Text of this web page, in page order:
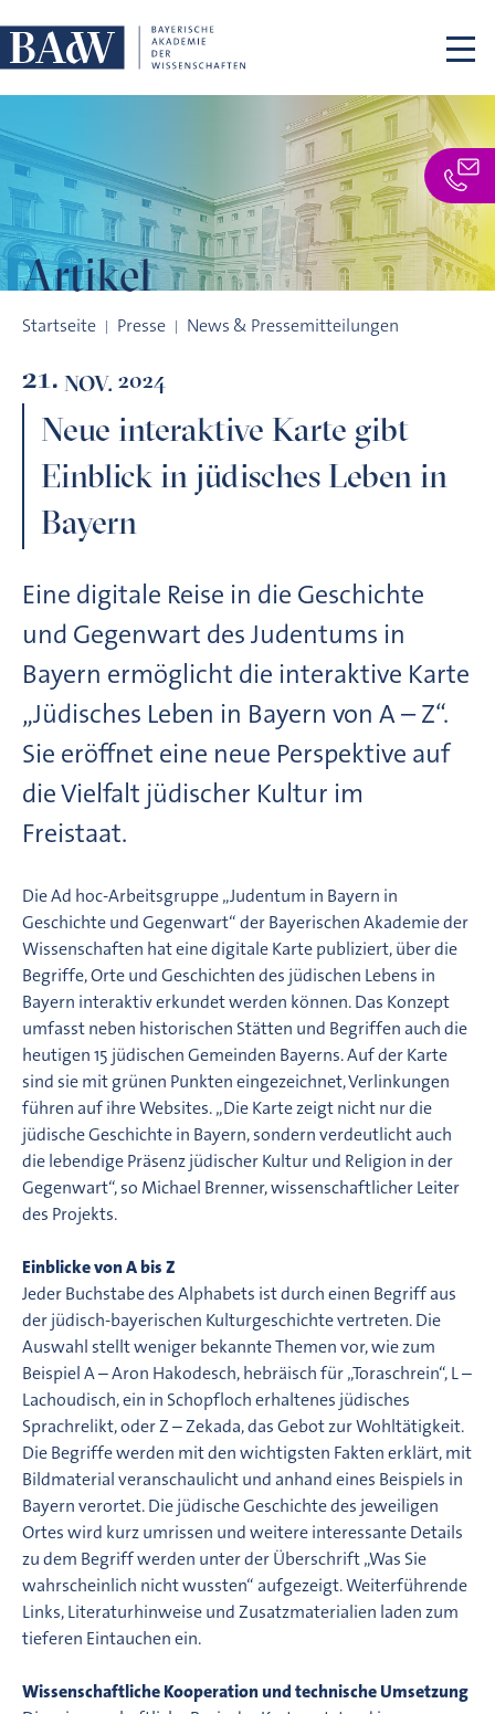
Artikel
Startseite Presse News & Pressemitteilungen
21. NOV. 2024
Neue interaktive Karte gibt
Einblick in jüdisches Leben in
Bayern
Eine digitale Reise in die Geschichte
und Gegenwart des Judentums in
Bayern ermöglicht die interaktive Karte
„Jüdisches Leben in Bayern von A – Z“.
Sie eröffnet eine neue Perspektive auf
die Vielfalt jüdischer Kultur im
Freistaat.
Die Ad hoc-Arbeitsgruppe „Judentum in Bayern in
Geschichte und Gegenwart“ der Bayerischen Akademie der
Wissenschaften hat eine digitale Karte publiziert, über die
Begriffe, Orte und Geschichten des jüdischen Lebens in
Bayern interaktiv erkundet werden können. Das Konzept
umfasst neben historischen Stätten und Begriffen auch die
heutigen 15 jüdischen Gemeinden Bayerns. Auf der Karte
sind sie mit grünen Punkten eingezeichnet, Verlinkungen
führen auf ihre Websites. „Die Karte zeigt nicht nur die
jüdische Geschichte in Bayern, sondern verdeutlicht auch
die lebendige Präsenz jüdischer Kultur und Religion in der
Gegenwart“, so Michael Brenner, wissenschaftlicher Leiter
des Projekts.
Einblicke von A bis Z
Jeder Buchstabe des Alphabets ist durch einen Begriff aus
der jüdisch-bayerischen Kulturgeschichte vertreten. Die
Auswahl stellt weniger bekannte Themen vor, wie zum
Beispiel A – Aron Hakodesch, hebräisch für „Toraschrein“, L –
Lachoudisch, ein in Schopfloch erhaltenes jüdisches
Sprachrelikt, oder Z – Zekada, das Gebot zur Wohltätigkeit.
Die Begriffe werden mit den wichtigsten Fakten erklärt, mit
Bildmaterial veranschaulicht und anhand eines Beispiels in
Bayern verortet. Die jüdische Geschichte des jeweiligen
Ortes wird kurz umrissen und weitere interessante Details
zu dem Begriff werden unter der Überschrift „Was Sie
wahrscheinlich nicht wussten“ aufgezeigt. Weiterführende
Links, Literaturhinweise und Zusatzmaterialien laden zum
tieferen Eintauchen ein.
Wissenschaftliche Kooperation und technische Umsetzung